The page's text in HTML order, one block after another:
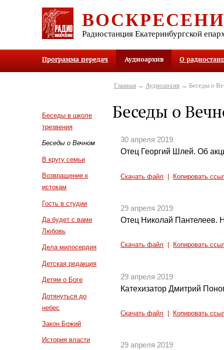
Радиостанция Екатеринбургской
Программа передач Аудиоархив О
Беседы в школе
трезвения
Беседы о Вечном
В кругу семьи
Возвращение к
истокам
Гость в студии
Да будет с вами
Любовь
Дела милосердия
Детская редакция
Детям о Боге
Дотянуться до
небес
Закон Божий
История власти
Главная→ Аудиоархив→ Беседы о
Беседы о
30 апреля 2019
Отец Георгий Шлей. Об
Скачать файл Копировать
29 апреля 2019
Отец Николай Пантелеев.
Скачать файл Копировать
29 апреля 2019
Катехизатор Дмитрий
Скачать файл Копировать
29 апреля 2019